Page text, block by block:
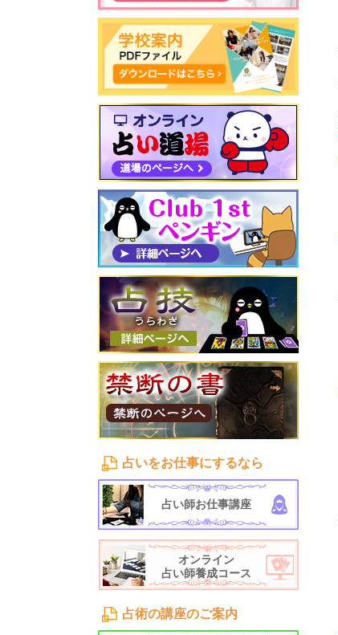
占いをお仕事にするなら
占い師お仕事講座
オンライン
占い師養成コース
占術の講座のご案内